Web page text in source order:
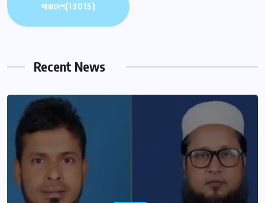
সারাদেশ(13015)
Recent News